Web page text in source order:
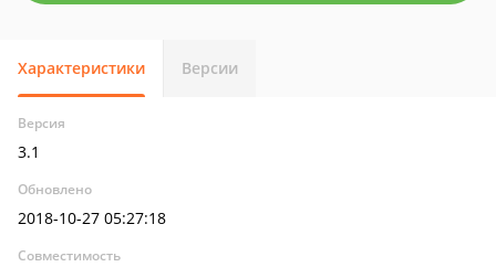
Характеристики Версии
Версия
3.1
Обновлено
2018-10-27 05:27:18
Совместимость